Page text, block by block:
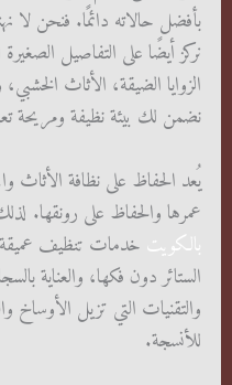
بأفضل حالاته دائمًا. فنحن لا
نركز أيضًا على التفاصيل
الزوايا الضيقة، الأثاث
نضمن لك بيئة نظيفة ومريحة
يُعد الحفاظ على نظافة الأثاث
عمرها والحفاظ على رونقها.
بالكويت خدمات تنظيف
الستائر دون فكها، والعناية
والتقنيات التي تزيل الأوساخ
للأنسجة.